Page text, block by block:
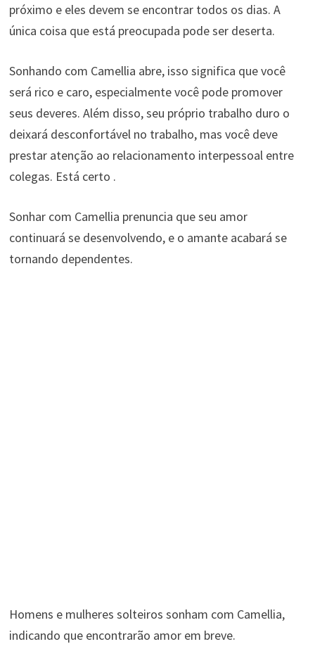
próximo e eles devem se encontrar todos os dias. A
única coisa que está preocupada pode ser deserta.
Sonhando com Camellia abre, isso significa que você
será rico e caro, especialmente você pode promover
seus deveres. Além disso, seu próprio trabalho duro o
deixará desconfortável no trabalho, mas você deve
prestar atenção ao relacionamento interpessoal entre
colegas. Está certo .
Sonhar com Camellia prenuncia que seu amor
continuará se desenvolvendo, e o amante acabará se
tornando dependentes.
Homens e mulheres solteiros sonham com Camellia,
indicando que encontrarão amor em breve.